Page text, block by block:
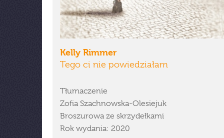
Kelly Rimmer
Tego ci nie powiedziałam
Tłumaczenie
Zofia Szachnowska-Olesiejuk
Broszurowa ze skrzydełkami
Rok wydania: 2020